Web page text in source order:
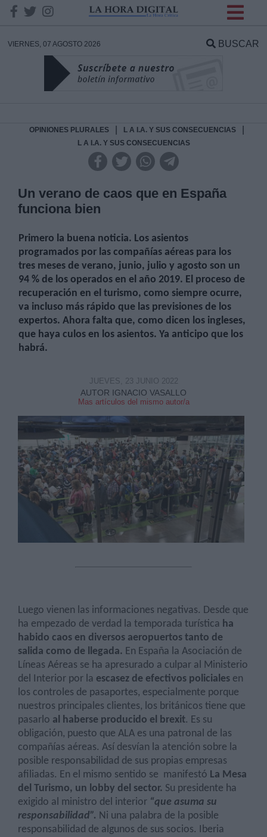
VIERNES, 07 AGOSTO 2026 BUSCAR
OPINIONES PLURALES L A I.A. Y SUS CONSECUENCIAS
L A I.A. Y SUS CONSECUENCIAS
Un verano de caos que en España
funciona bien
Primero la buena noticia. Los asientos
programados por las compañías aéreas para los
tres meses de verano, junio, julio y agosto son un
94 % de los operados en el año 2019. El proceso de
recuperación en el turismo, como siempre ocurre,
va incluso más rápido que las previsiones de los
expertos. Ahora falta que, como dicen los ingleses,
que haya culos en los asientos. Ya anticipo que los
habrá.
AUTOR IGNACIO VASALLO
Mas artículos del mismo autor/a
JUEVES, 23 JUNIO 2022
Luego vienen las informaciones negativas. Desde que
ha empezado de verdad la temporada turística ha
habido caos en diversos aeropuertos tanto de
salida como de llegada. En España la Asociación de
Líneas Aéreas se ha apresurado a culpar al Ministerio
del Interior por la escasez de efectivos policiales en
los controles de pasaportes, especialmente porque
nuestros principales clientes, los británicos tiene que
pasarlo al haberse producido el brexit. Es su
obligación, puesto que ALA es una patronal de las
compañías aéreas. Así desvían la atención sobre la
posible responsabilidad de sus propias empresas
afiliadas. En el mismo sentido se manifestó La Mesa
del Turismo, un lobby del sector. Su presidente ha
exigido al ministro del interior “que asuma su
responsabilidad”. Ni una palabra de la posible
responsabilidad de algunos de sus socios. Iberia
DATOS
Responsable:
Destinatarios:
Derechos:
link
Información adicional